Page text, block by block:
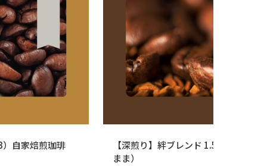
自家焙煎珈琲
【深煎り】絆ブレンド 1.5Kg（500
まま）